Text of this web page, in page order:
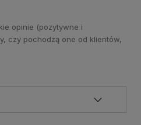
opinie (pozytywne i
czy pochodzą one od klientów,